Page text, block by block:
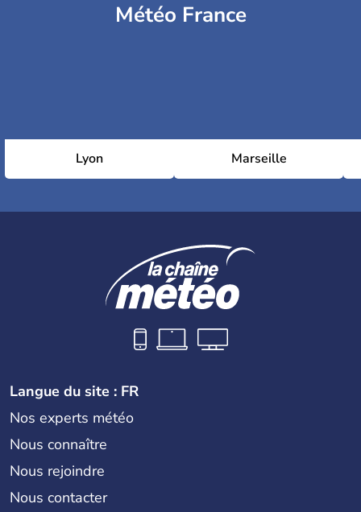
Météo France
Lyon Marseille
Langue du site : FR
Nos experts météo
Nous connaître
Nous rejoindre
Nous contacter